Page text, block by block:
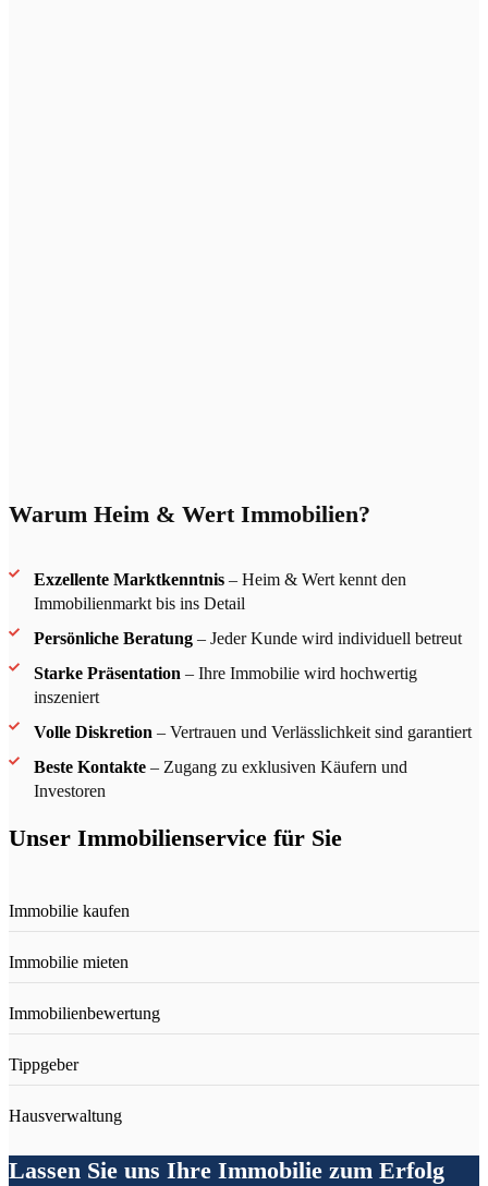
Warum Heim & Wert Immobilien?
Exzellente Marktkenntnis– Heim & Wert kennt den
Immobilienmarkt bis ins Detail
Persönliche Beratung– Jeder Kunde wird individuell betreut
Starke Präsentation – Ihre Immobilie wird hochwertig
inszeniert
Volle Diskretion – Vertrauen und Verlässlichkeit sind garantiert
Beste Kontakte– Zugang zu exklusiven Käufern und
Investoren
Unser Immobilienservice für Sie
Immobilie kaufen
Immobilie mieten
Immobilienbewertung
Tippgeber
Hausverwaltung
Lassen Sie uns Ihre Immobilie zum Erfolg